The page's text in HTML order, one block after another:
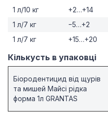
1 л/10 кг +2…+14
1 л/7 кг
−5…+2
1 л/7 кг
+15…+20
Кількусть в упаковці
Біородентицид від щурів
та мишей Майсі рідка
форма 1л GRANTAS